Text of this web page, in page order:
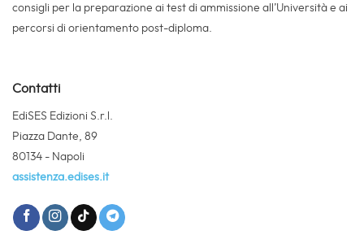
consigli per la preparazione ai test di ammissione all’Università e ai
percorsi di orientamento post-diploma.
Contatti
EdiSES Edizioni S.r.l.
Piazza Dante, 89
80134 - Napoli
assistenza.edises.it